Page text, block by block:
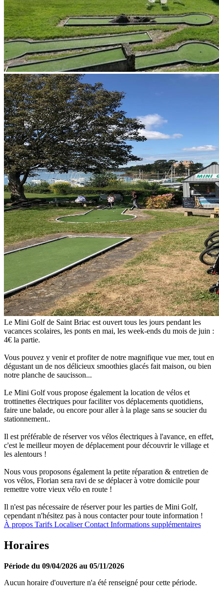
Le Mini Golf de Saint Briac est ouvert tous les jours pendant les
vacances scolaires, les ponts en mai, les week-ends du mois de juin :
4€ la partie.
Vous pouvez y venir et profiter de notre magnifique vue mer, tout en
dégustant un de nos délicieux smoothies glacés fait maison, ou bien
notre planche de saucisson...
Le Mini Golf vous propose également la location de vélos et
trottinettes électriques pour faciliter vos déplacements quotidiens,
faire une balade, ou encore pour aller à la plage sans se soucier du
stationnement..
Il est préférable de réserver vos vélos électriques à l'avance, en effet,
c'est le meilleur moyen de déplacement pour découvrir le village et
les alentours !
Nous vous proposons également la petite réparation & entretien de
vos vélos, Florian sera ravi de se déplacer à votre domicile pour
remettre votre vieux vélo en route !
Il n'est pas nécessaire de réserver pour les parties de Mini Golf,
cependant n'hésitez pas à nous contacter pour toute information !
À propos Tarifs Localiser Contact Informations supplémentaires
Horaires
Période du 09/04/2026 au 05/11/2026
Aucun horaire d'ouverture n'a été renseigné pour cette période.